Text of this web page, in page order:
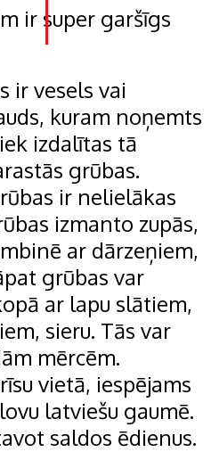
Print
ir super garšīgs
ir vesels vai
kuram noņemts
izdalītas tā
grūbas.
ir nelielākas
izmanto zupās,
ar dārzeņiem,
grūbas var
ar lapu slātiem,
sieru. Tās var
mērcēm.
vietā, iespējams
latviešu gaumē.
saldos ēdienus.